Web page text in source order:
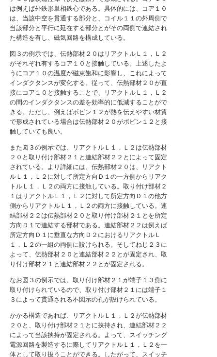
は例えば外鉄形単相鉄心である。具体的には、コア１０
は、当該中空を貫通する部分と、コイル１１の外周側で
当該部分と平行に延在する部分とがその両側で連結され
た構造を有し、磁気回路を構成している。
図３の例示では、伝熱部材２０はリアクトルＬ１，Ｌ２
がそれぞれ有するコア１０と接触している。上述したよ
うにコア１０の温度が磁束飽和に影響し、これによって
インダクタンスが変化する。従って、伝熱部材２０が直
接にコア１０と接触することで、リアクトルＬ１，Ｌ２
の間のインダクタンスの差を効率的に低減することがで
きる。ただし、例えばボビン１２が熱を伝えやすい材質
で形成されている場合は伝熱部材２０がボビン１２と接
触していても良い。
また図３の例示では、リアクトルＬ１，Ｌ２は伝熱部材
２０と取り付け部材２１と連結部材２２とによって固定
されている。より詳細には、伝熱部材２０は、リアクト
ルＬ１，Ｌ２に対して所定方向Ｄ１の一方側からリアク
トルＬ１，Ｌ２の両方に接触している。取り付け部材２
１はリアクトルＬ１，Ｌ２に対して所定方向Ｄ１の他方
側からリアクトルＬ１，Ｌ２の両方に接触している。連
結部材２２は伝熱部材２０と取り付け部材２１とを所定
方向Ｄ１で連結する部材である。連結部材２２は例えば
所定方向Ｄ１に垂直な方向Ｄ２におけるリアクトルＬ
１，Ｌ２の一組の両側に設けられる。そしてねじ２３に
よって、伝熱部材２０と連結部材２２とが固定され、取
り付け部材２１と連結部材２２とが固定される。
なお図３の例示では、取り付け部材２１が端子１３側に
取り付けられているので、取り付け部材２１には端子１
３によって貫通される不図示の孔が設けられている。
かかる構造であれば、リアクトルＬ１，Ｌ２が伝熱部材
２０と、取り付け部材２１とに挟持され、連結部材２２
によって当該挟持が固定される。よって、スイッチング
電源回路を製造するに際してリアクトルＬ１，Ｌ２を一
体として取り扱うことができる。したがって、スイッチ